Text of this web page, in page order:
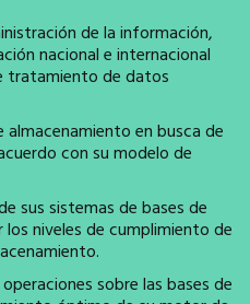
de la información,
nacional e internacional
tratamiento de datos
en busca de
con su modelo de
sus sistemas de bases de
niveles de cumplimiento de
sobre las bases de